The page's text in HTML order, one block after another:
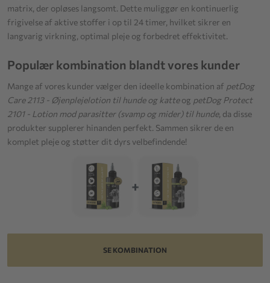
matrix, der opløses langsomt. Dette muliggør en kontinuerlig
frigivelse af aktive stoffer i op til 24 timer, hvilket sikrer en
langvarig virkning, optimal pleje og forbedret effektivitet.
Populær kombination blandt vores kunder
Mange af vores kunder vælger den ideelle kombination af petDog
Care 2113 - Øjenplejelotion til hunde og katteog petDog Protect
2101 - Lotion mod parasitter (svamp og mider) til hunde, da disse
produkter supplerer hinanden perfekt. Sammen sikrer de en
komplet pleje og støtter dit dyrs velbefindende!
+
SE KOMBINATION